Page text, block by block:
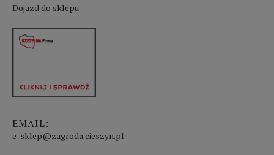
Dojazd do sklepu
EMAIL:
e-sklep@zagroda.cieszyn.pl